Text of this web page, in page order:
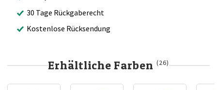
30 Tage Rückgaberecht
Kostenlose Rücksendung
Erhältliche Farben(26)